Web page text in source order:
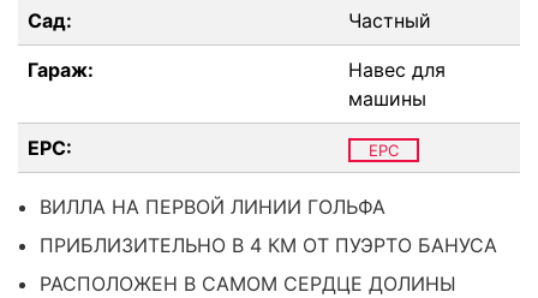
Сад: Частный
Гараж:
Навес для
машины
EPC: EPC
ВИЛЛА НА ПЕРВОЙ ЛИНИИ ГОЛЬФА
ПРИБЛИЗИТЕЛЬНО В 4 КМ ОТ ПУЭРТО БАНУСА
РАСПОЛОЖЕН В САМОМ СЕРДЦЕ ДОЛИНЫ